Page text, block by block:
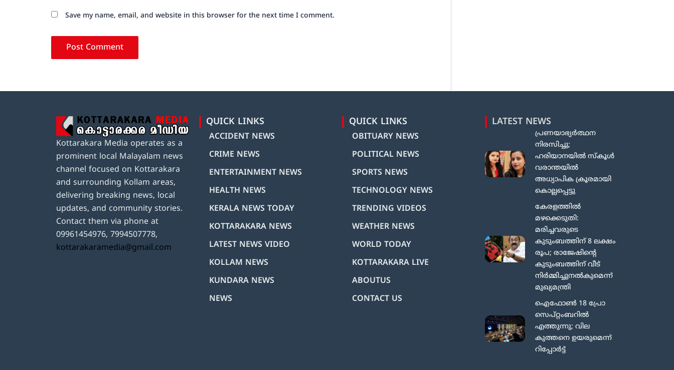
Save my name, email, and website in this browser for the next time I comment.
Kottarakara Media operates as a
prominent local Malayalam news
channel focused on Kottarakara
and surrounding Kollam areas,
delivering breaking news, local
updates, and community stories.
Contact them via phone at
09961454976, 7994507778,
kottarakaramedia@gmail.com
QUICK LINKS
ACCIDENT NEWS
CRIME NEWS
ENTERTAINMENT NEWS
HEALTH NEWS
KERALA NEWS TODAY
KOTTARAKARA NEWS
LATEST NEWS VIDEO
KOLLAM NEWS
KUNDARA NEWS
NEWS
QUICK LINKS
OBITUARY NEWS
POLITICAL NEWS
SPORTS NEWS
TECHNOLOGY NEWS
TRENDING VIDEOS
WEATHER NEWS
WORLD TODAY
KOTTARAKARA LIVE
ABOUTUS
CONTACT US
LATEST NEWS
പ്രണയാഭ്യർത്ഥന
നിരസിച്ചു;
ഹരിയാനയിൽ സ്കൂൾ
വരാന്തയിൽ
അധ്യാപിക ക്രൂരമായി
കൊല്ലപ്പെട്ടു
കേരളത്തിൽ
മഴക്കെടുതി:
മരിച്ചവരുടെ
കുടുംബത്തിന് 8 ലക്ഷം
രൂപ; രാജേഷിന്റെ
കുടുംബത്തിന് വീട്
നിര്‍മ്മിച്ചുനല്‍കുമെന്ന്
മുഖ്യമന്ത്രി
ഐഫോൺ 18 പ്രോ
സെപ്റ്റംബറിൽ
എത്തുന്നു; വില
കുത്തനെ ഉയരുമെന്ന്
റിപ്പോർട്ട്